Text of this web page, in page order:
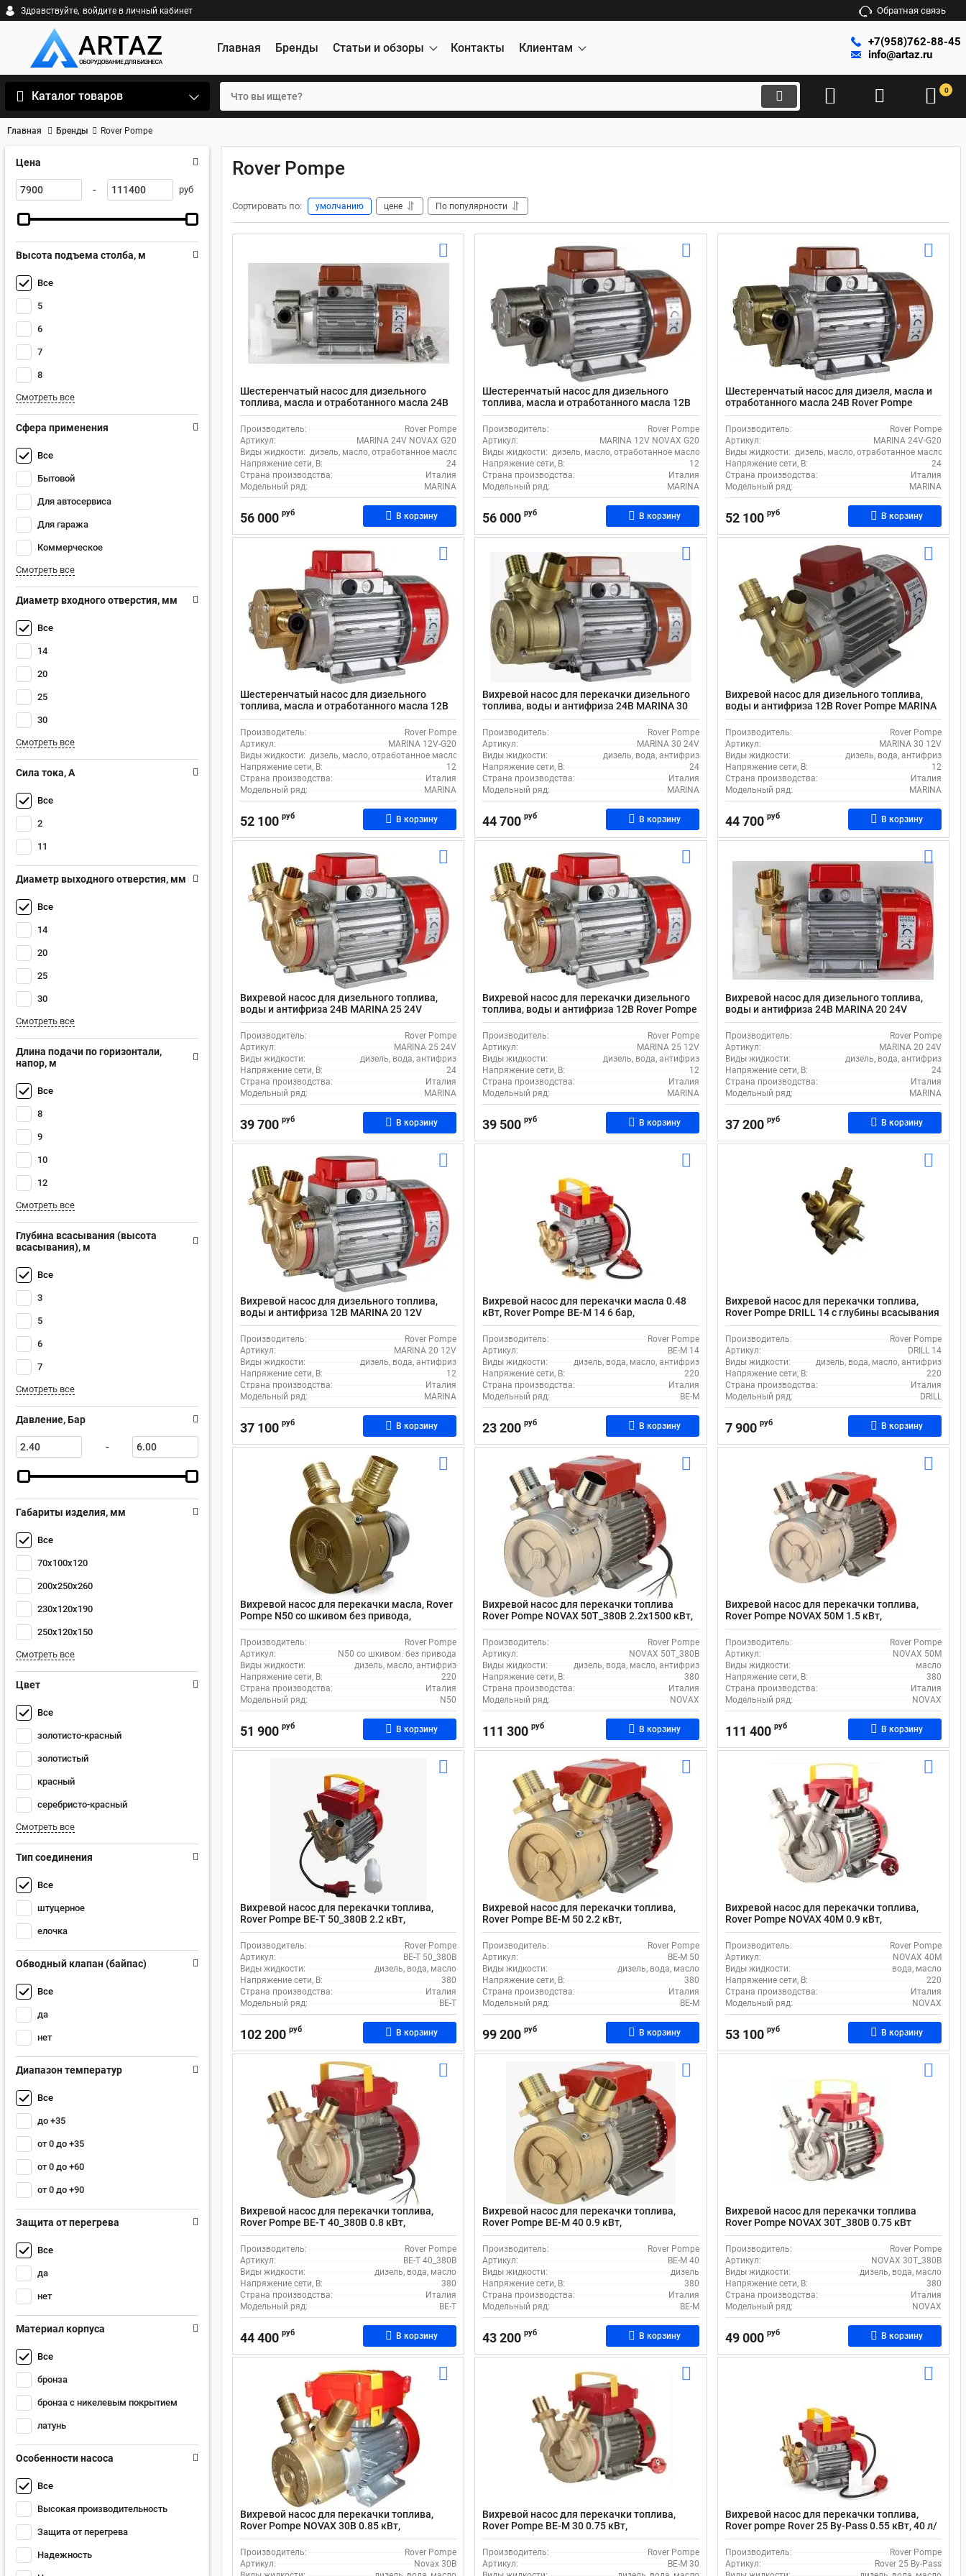
Здравствуйте, войдите в личный кабинет Обратная связь
Главная Бренды Статьи и обзоры Контакты Клиентам
+7(958)762-88-45
info@artaz.ru
Каталог товаров 0
Главная Бренды Rover Pompe
Цена
- руб
Высота подъема столба, м
Все
5
6
7
8
Смотреть все
Сфера применения
Все
Бытовой
Для автосервиса
Для гаража
Коммерческое
Смотреть все
Диаметр входного отверстия, мм
Все
14
20
25
30
Смотреть все
Сила тока, А
Все
2
11
Диаметр выходного отверстия, мм
Все
14
20
25
30
Смотреть все
Длина подачи по горизонтали,
напор, м
Все
8
9
10
12
Смотреть все
Глубина всасывания (высота
всасывания), м
Все
3
5
6
7
Смотреть все
Давление, Бар
-
Габариты изделия, мм
Все
70х100х120
200x250x260
230х120х190
250х120х150
Смотреть все
Цвет
Все
золотисто-красный
золотистый
красный
серебристо-красный
Смотреть все
Тип соединения
Все
штуцерное
елочка
Обводный клапан (байпас)
Все
да
нет
Диапазон температур
Все
до +35
от 0 до +35
от 0 до +60
от 0 до +90
Защита от перегрева
Все
да
нет
Материал корпуса
Все
бронза
бронза с никелевым покрытием
латунь
Особенности насоса
Все
Высокая производительность
Защита от перегрева
Надежность
Rover Pompe
Сортировать по: умолчанию цене По популярности
Шестеренчатый насос для дизельного
топлива, масла и отработанного масла 24В
NOVAX G20
Производитель:
Rover Pompe
Артикул:
MARINA 24V NOVAX G20
Виды жидкости: дизель, масло, отработанное масло
Напряжение сети, В:
24
Страна производства:
Италия
Модельный ряд:
MARINA
56 000 руб В корзину
Шестеренчатый насос для дизельного
топлива, масла и отработанного масла 12В
NOVAX G20
Производитель:
Rover Pompe
Артикул:
MARINA 12V NOVAX G20
Виды жидкости: дизель, масло, отработанное масло
Напряжение сети, В:
12
Страна производства:
Италия
Модельный ряд:
MARINA
56 000 руб В корзину
Шестеренчатый насос для дизеля, масла и
отработанного масла 24В Rover Pompe
MARINA 24V-G20
Производитель:
Rover Pompe
Артикул:
MARINA 24V-G20
Виды жидкости: дизель, масло, отработанное масло
Напряжение сети, В:
24
Страна производства:
Италия
Модельный ряд:
MARINA
52 100 руб В корзину
Шестеренчатый насос для дизельного
топлива, масла и отработанного масла 12В
Rover Pompe MARINA 12V-G20
Производитель:
Rover Pompe
Артикул:
MARINA 12V-G20
Виды жидкости: дизель, масло, отработанное масло
Напряжение сети, В:
12
Страна производства:
Италия
Модельный ряд:
MARINA
52 100 руб В корзину
Вихревой насос для перекачки дизельного
топлива, воды и антифриза 24В MARINA 30
24V
Производитель:
Rover Pompe
Артикул:
MARINA 30 24V
Виды жидкости:
дизель, вода, антифриз
Напряжение сети, В:
24
Страна производства:
Италия
Модельный ряд:
MARINA
44 700 руб В корзину
Вихревой насос для дизельного топлива,
воды и антифриза 12В Rover Pompe MARINA
30 12V
Производитель:
Rover Pompe
Артикул:
MARINA 30 12V
Виды жидкости:
дизель, вода, антифриз
Напряжение сети, В:
12
Страна производства:
Италия
Модельный ряд:
MARINA
44 700 руб В корзину
Вихревой насос для дизельного топлива,
воды и антифриза 24В MARINA 25 24V
Производитель:
Rover Pompe
Артикул:
MARINA 25 24V
Виды жидкости:
дизель, вода, антифриз
Напряжение сети, В:
24
Страна производства:
Италия
Модельный ряд:
MARINA
39 700 руб В корзину
Вихревой насос для перекачки дизельного
топлива, воды и антифриза 12В Rover Pompe
MARINA 25 12V
Производитель:
Rover Pompe
Артикул:
MARINA 25 12V
Виды жидкости:
дизель, вода, антифриз
Напряжение сети, В:
12
Страна производства:
Италия
Модельный ряд:
MARINA
39 500 руб В корзину
Вихревой насос для дизельного топлива,
воды и антифриза 24В MARINA 20 24V
Производитель:
Rover Pompe
Артикул:
MARINA 20 24V
Виды жидкости:
дизель, вода, антифриз
Напряжение сети, В:
24
Страна производства:
Италия
Модельный ряд:
MARINA
37 200 руб В корзину
Вихревой насос для дизельного топлива,
воды и антифриза 12В MARINA 20 12V
Производитель:
Rover Pompe
Артикул:
MARINA 20 12V
Виды жидкости:
дизель, вода, антифриз
Напряжение сети, В:
12
Страна производства:
Италия
Модельный ряд:
MARINA
37 100 руб В корзину
Вихревой насос для перекачки масла 0.48
кВт, Rover Pompe BE-M 14 6 бар,
поверхностный, с подачей до 15 л/мин
Производитель:
Rover Pompe
Артикул:
BE-M 14
Виды жидкости:
дизель, вода, масло, антифриз
Напряжение сети, В:
220
Страна производства:
Италия
Модельный ряд:
BE-M
23 200 руб В корзину
Вихревой насос для перекачки топлива,
Rover Pompe DRILL 14 с глубины всасывания
до 7 м, поверхностный, с подачей до 15 л/
мин
Производитель:
Rover Pompe
Артикул:
DRILL 14
Виды жидкости:
дизель, вода, масло, антифриз
Напряжение сети, В:
220
Страна производства:
Италия
Модельный ряд:
DRILL
7 900 руб В корзину
Вихревой насос для перекачки масла, Rover
Pompe N50 со шкивом без привода,
поверхностный, с подачей от 2.0-8.0-14.0
м3/час
Производитель:
Rover Pompe
Артикул:
N50 со шкивом. без привода
Виды жидкости:
дизель, масло, антифриз
Напряжение сети, В:
220
Страна производства:
Италия
Модельный ряд:
N50
51 900 руб В корзину
Вихревой насос для перекачки топлива
Rover Pompe NOVAX 50T_380В 2.2x1500 кВт,
поверхностный, с подачей 2,0-8,0-14,0 м3/
час
Производитель:
Rover Pompe
Артикул:
NOVAX 50T_380В
Виды жидкости:
дизель, вода, масло, антифриз
Напряжение сети, В:
380
Страна производства:
Италия
Модельный ряд:
NOVAX
111 300 руб В корзину
Вихревой насос для перекачки топлива,
Rover Pompe NOVAX 50M 1.5 кВт,
поверхностный, с производительностью 250
л/мин
Производитель:
Rover Pompe
Артикул:
NOVAX 50M
Виды жидкости:
масло
Напряжение сети, В:
380
Страна производства:
Италия
Модельный ряд:
NOVAX
111 400 руб В корзину
Вихревой насос для перекачки топлива,
Rover Pompe BE-T 50_380В 2.2 кВт,
поверхностный, с производительностью 250
л/мин
Производитель:
Rover Pompe
Артикул:
BE-T 50_380В
Виды жидкости:
дизель, вода, масло
Напряжение сети, В:
380
Страна производства:
Италия
Модельный ряд:
BE-T
102 200 руб В корзину
Вихревой насос для перекачки топлива,
Rover Pompe BE-M 50 2.2 кВт,
поверхностный, с производительностью 230
л/мин
Производитель:
Rover Pompe
Артикул:
BE-M 50
Виды жидкости:
дизель, вода, масло
Напряжение сети, В:
380
Страна производства:
Италия
Модельный ряд:
BE-M
99 200 руб В корзину
Вихревой насос для перекачки топлива,
Rover Pompe NOVAX 40M 0.9 кВт,
поверхностный, с производительностью 108
л/мин
Производитель:
Rover Pompe
Артикул:
NOVAX 40M
Виды жидкости:
вода, масло
Напряжение сети, В:
220
Страна производства:
Италия
Модельный ряд:
NOVAX
53 100 руб В корзину
Вихревой насос для перекачки топлива,
Rover Pompe BE-T 40_380В 0.8 кВт,
поверхностный, с производительностью 108
л/мин
Производитель:
Rover Pompe
Артикул:
BE-T 40_380В
Виды жидкости:
дизель, вода, масло
Напряжение сети, В:
380
Страна производства:
Италия
Модельный ряд:
BE-T
44 400 руб В корзину
Вихревой насос для перекачки топлива,
Rover Pompe BE-M 40 0.9 кВт,
поверхностный, с производительностью 110
л/мин
Производитель:
Rover Pompe
Артикул:
BE-M 40
Виды жидкости:
дизель
Напряжение сети, В:
380
Страна производства:
Италия
Модельный ряд:
BE-M
43 200 руб В корзину
Вихревой насос для перекачки топлива
Rover Pompe NOVAX 30T_380В 0.75 кВт
поверхностный с производительностью 85
л/м 380
Производитель:
Rover Pompe
Артикул:
NOVAX 30T_380В
Виды жидкости:
дизель, вода, масло
Напряжение сети, В:
380
Страна производства:
Италия
Модельный ряд:
NOVAX
49 000 руб В корзину
Вихревой насос для перекачки топлива,
Rover Pompe NOVAX 30B 0.85 кВт,
поверхностный, с производительностью 80
л/мин
Производитель:
Rover Pompe
Артикул:
Novax 30B
Вихревой насос для перекачки топлива,
Rover Pompe BE-M 30 0.75 кВт,
поверхностный, с производительностью 83
л/мин
Производитель:
Rover Pompe
Артикул:
BE-M 30
Вихревой насос для перекачки топлива,
Rover pompe Rover 25 By-Pass 0.55 кВт, 40 л/
м
Производитель:
Rover Pompe
Артикул:
Rover 25 By-Pass